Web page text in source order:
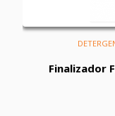
Finalizador